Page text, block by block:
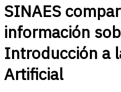
SINAES
información
Introducción a
Artificial